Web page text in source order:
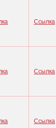
Ссылка
Ссылка
Ссылка